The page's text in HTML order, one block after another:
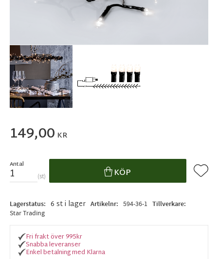
149,00 KR
Antal
st KÖP Lägg
Lagerstatus 6 st i lager Artikelnr 594-36-1 Tillverkare
Star Trading
Fri frakt över 995kr
Snabba leveranser
Enkel betalning med Klarna